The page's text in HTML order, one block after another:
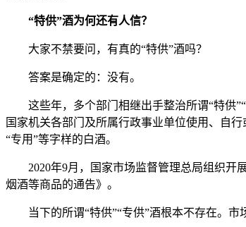
“特供”酒为何还有人信？
大家不禁要问，有真的“特供”酒吗？
答案是确定的：没有。
这些年，多个部门相继出手整治所谓“特供
国家机关各部门及所属行政事业单位使用、自
“专用”等字样的白酒。
2020年9月，国家市场监督管理总局组织开
烟酒等商品的通告》。
当下的所谓“特供”“专供”酒根本不存在。